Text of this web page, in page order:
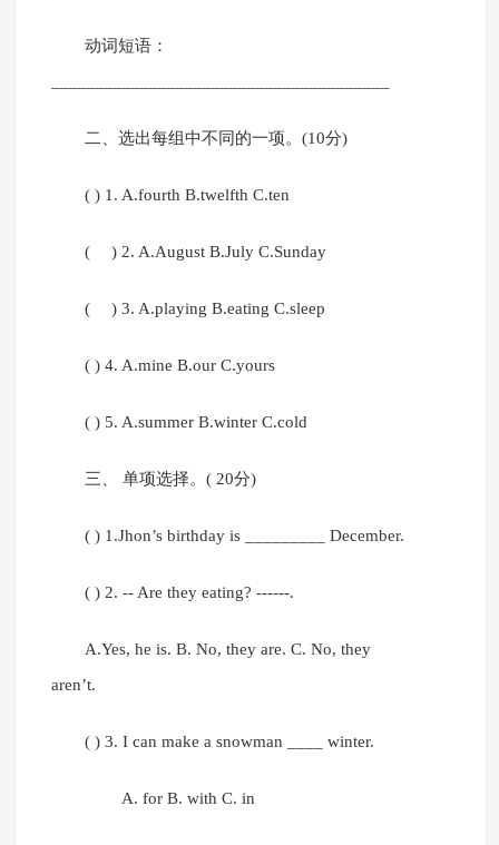
动词短语：
二、选出每组中不同的一项。(10分)
( ) 1. A.fourth B.twelfth C.ten
( ) 2. A.August B.July C.Sunday
( ) 3. A.playing B.eating C.sleep
( ) 4. A.mine B.our C.yours
( ) 5. A.summer B.winter C.cold
三、 单项选择。( 20分)
( ) 1.Jhon’s birthday is _________ December.
( ) 2. -- Are they eating? ------.
A.Yes, he is. B. No, they are. C. No, they
aren’t.
( ) 3. I can make a snowman ____ winter.
A. for B. with C. in